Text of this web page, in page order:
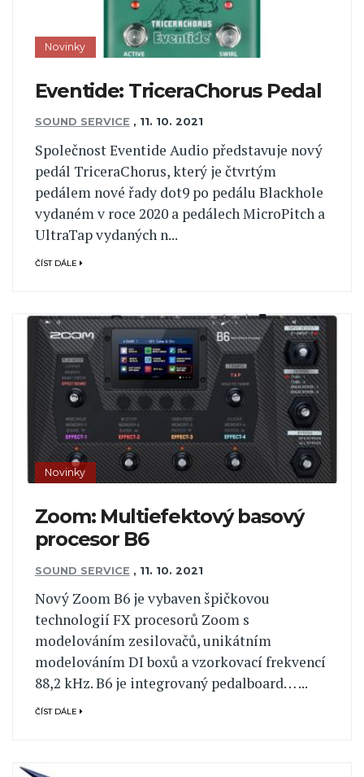
Novinky
Eventide: TriceraChorus Pedal
SOUND SERVICE , 11. 10. 2021
Společnost Eventide Audio představuje nový
pedál TriceraChorus, který je čtvrtým
pedálem nové řady dot9 po pedálu Blackhole
vydaném v roce 2020 a pedálech MicroPitch a
UltraTap vydaných n...
ČÍST DÁLE
Novinky
Zoom: Multiefektový basový
procesor B6
SOUND SERVICE , 11. 10. 2021
Nový Zoom B6 je vybaven špičkovou
technologií FX procesorů Zoom s
modelováním zesilovačů, unikátním
modelováním DI boxů a vzorkovací frekvencí
88,2 kHz. B6 je integrovaný pedalboard… ...
ČÍST DÁLE